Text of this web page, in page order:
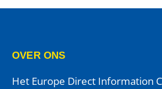
OVER ONS
Het Europe Direct Information